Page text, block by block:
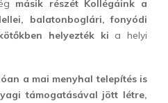
másik részét Kollégáink a
balatonboglári, fonyódi
helyezték ki a helyi
a mai menyhal telepítés is
támogatásával jött létre,